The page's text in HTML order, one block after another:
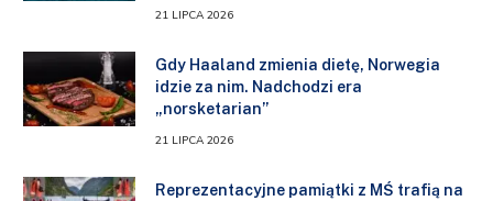
21 LIPCA 2026
Gdy Haaland zmienia dietę, Norwegia
idzie za nim. Nadchodzi era
„norsketarian”
21 LIPCA 2026
Reprezentacyjne pamiątki z MŚ trafią na